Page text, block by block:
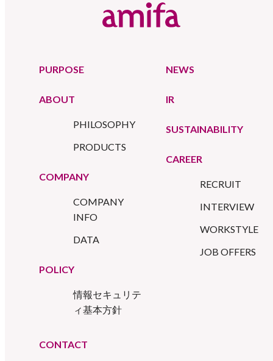
PURPOSE
ABOUT
PHILOSOPHY
PRODUCTS
COMPANY
COMPANY
INFO
DATA
POLICY
情報セキュリテ
ィ基本方針
NEWS
IR
SUSTAINABILITY
CAREER
RECRUIT
INTERVIEW
WORKSTYLE
JOB OFFERS
CONTACT